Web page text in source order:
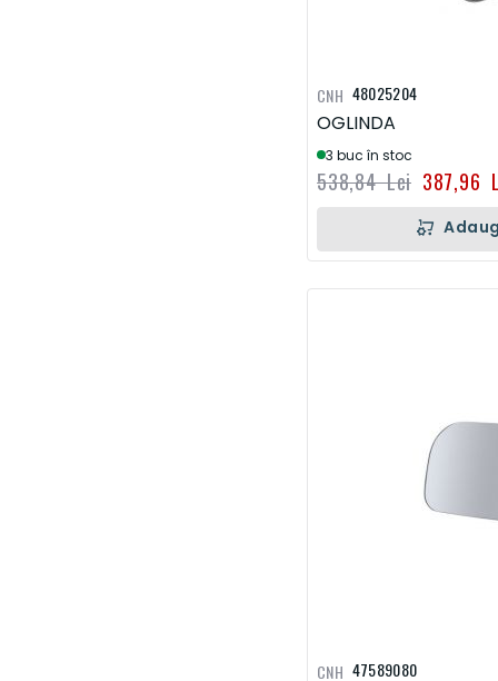
48025204
OGLINDA
3 buc în stoc
387,96
538,84 Lei
CNH
47589080
CNH